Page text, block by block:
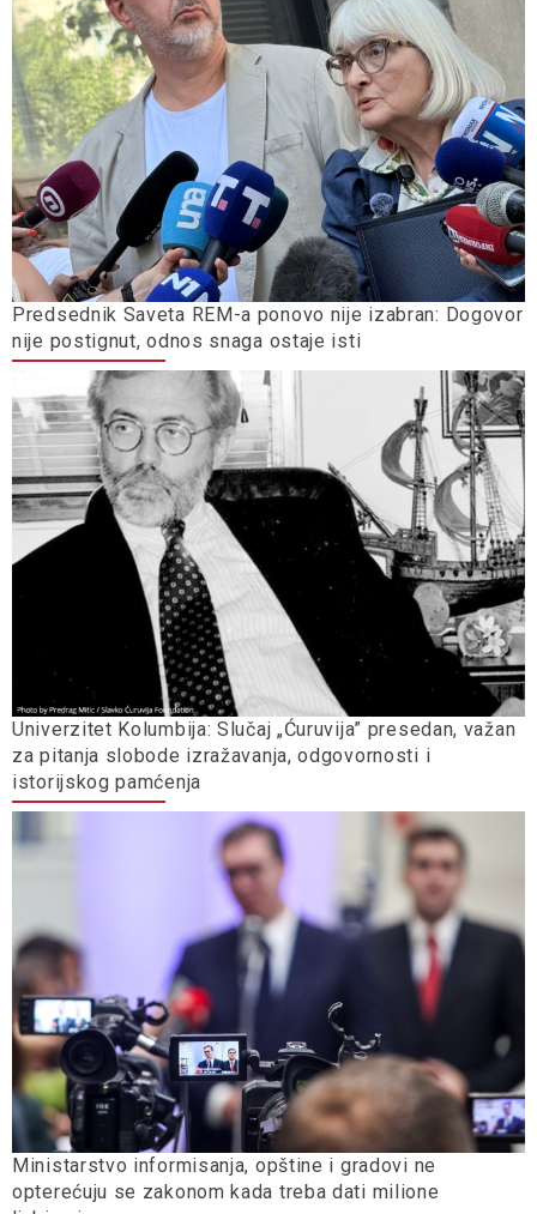
Predsednik Saveta REM-a ponovo nije izabran: Dogovor
nije postignut, odnos snaga ostaje isti
Univerzitet Kolumbija: Slučaj „Ćuruvija” presedan, važan
za pitanja slobode izražavanja, odgovornosti i
istorijskog pamćenja
Ministarstvo informisanja, opštine i gradovi ne
opterećuju se zakonom kada treba dati milione